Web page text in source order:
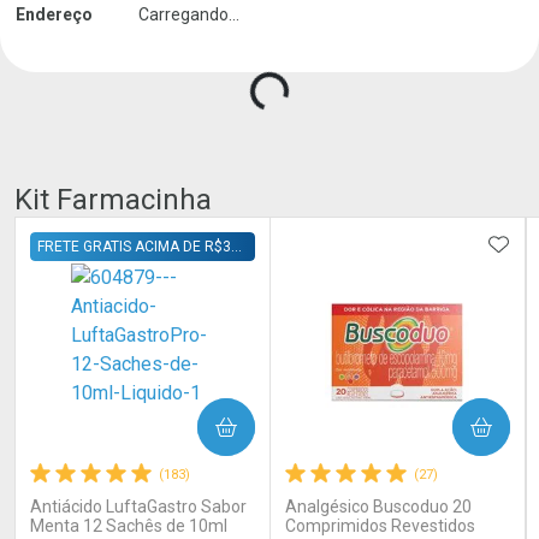
Endereço Carregando...
Kit Farmacinha
(183)
Antiácido LuftaGastro Sabor
Menta 12 Sachês de 10ml
FRETE GRATIS ACIMA DE R$39,90 DIRETO NO CARRINHO
COMPRAR
(27)
Analgésico Buscoduo 20
Comprimidos Revestidos
COMPRAR